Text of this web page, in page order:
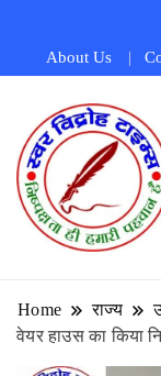
About Us
Home राज्य
वेयर हाउस का किया